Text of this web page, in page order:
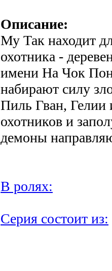
Описание:
Му Так находит
охотника -
имени На Чок
набирают силу
Пиль Гван, Гелии
охотников и
демоны
В ролях:
Серия состоит из: